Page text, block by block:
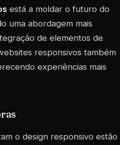
está a moldar o futuro do
uma abordagem mais
de elementos de
responsivos também
experiências mais
o design responsivo estão